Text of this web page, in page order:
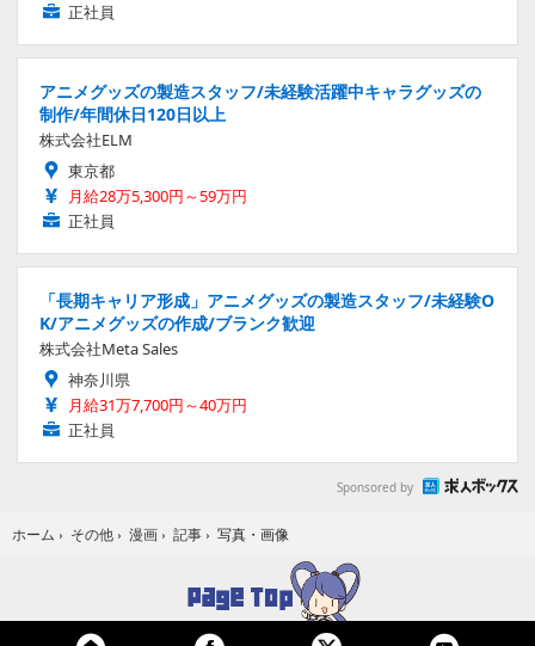
正社員
アニメグッズの製造スタッフ/未経験活躍中キャラグッズの
制作/年間休日120日以上
株式会社ELM
東京都
月給28万5,300円～59万円
正社員
「長期キャリア形成」アニメグッズの製造スタッフ/未経験O
K/アニメグッズの作成/ブランク歓迎
株式会社Meta Sales
神奈川県
月給31万7,700円～40万円
正社員
Sponsored by
ホーム › その他 › 漫画 › 記事 › 写真・画像